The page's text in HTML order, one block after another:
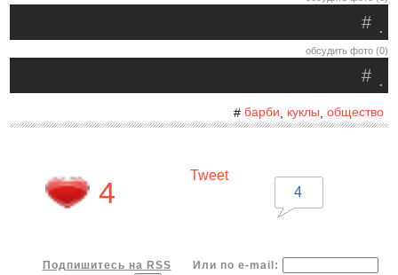
.
#
обсудить фото (0)
.
#
# барби куклы общество
4
Tweet
4
Подпишитесь на RSS
Или по e-mail: